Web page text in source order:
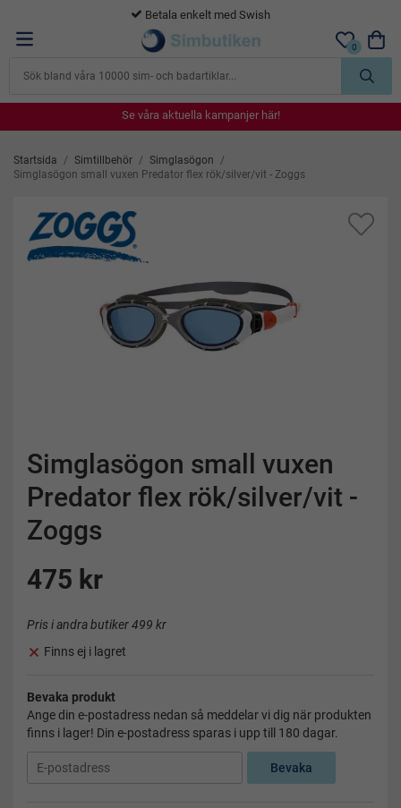
365 dagars öppet köp
0
Se våra aktuella kampanjer här!
Se våra aktuella kampanjer här!
Se våra aktuella kampanjer här!
Se våra aktuella kampanjer här!
Startsida / Simtillbehör / Simglasögon
/
Simglasögon small vuxen Predator flex rök/silver/vit - Zoggs
Simglasögon small vuxen
Predator flex rök/silver/vit -
Zoggs
475 kr
Pris i andra butiker 499 kr
Finns ej i lagret
Bevaka produkt
Ange din e-postadress nedan så meddelar vi dig när produkten
finns i lager! Din e-postadress sparas i upp till 180 dagar.
Bevaka